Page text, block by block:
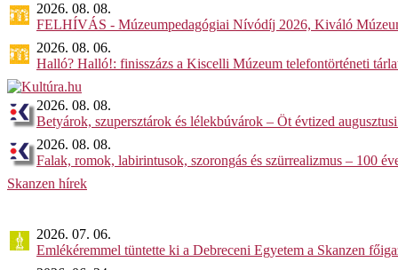
2026. 08. 08.
FELHÍVÁS - Múzeumpedagógiai Nívódíj 2026, Kiváló
2026. 08. 06.
Halló? Halló!: finisszázs a Kiscelli Múzeum telefontörténeti
2026. 08. 08.
Betyárok, szupersztárok és lélekbúvárok – Öt évtized
2026. 08. 08.
Falak, romok, labirintusok, szorongás és szürrealizmus – 100
Skanzen hírek
2026. 07. 06.
Emlékéremmel tüntette ki a Debreceni Egyetem a Skanzen